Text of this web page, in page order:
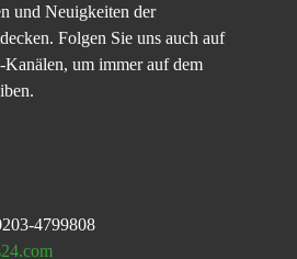
und Neuigkeiten der
Folgen Sie uns auch auf
um immer auf dem
4799808